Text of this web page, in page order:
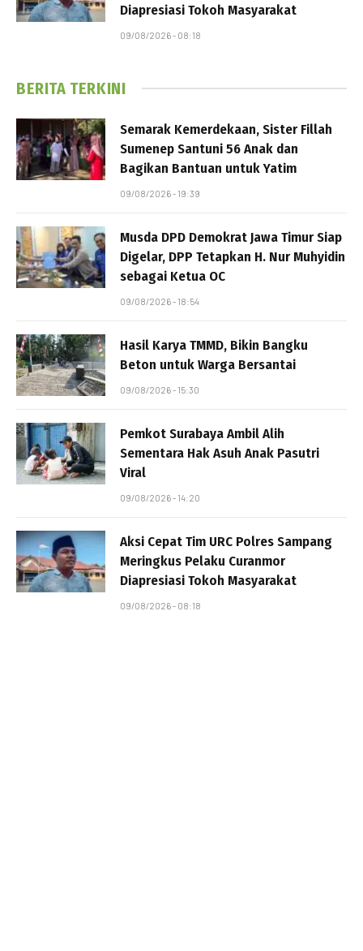
Diapresiasi Tokoh Masyarakat
09/08/2026 - 08:18
BERITA TERKINI
Semarak Kemerdekaan, Sister Fillah
Sumenep Santuni 56 Anak dan
Bagikan Bantuan untuk Yatim
09/08/2026 - 19:39
Musda DPD Demokrat Jawa Timur Siap
Digelar, DPP Tetapkan H. Nur Muhyidin
sebagai Ketua OC
09/08/2026 - 18:54
Hasil Karya TMMD, Bikin Bangku
Beton untuk Warga Bersantai
09/08/2026 - 15:30
Pemkot Surabaya Ambil Alih
Sementara Hak Asuh Anak Pasutri
Viral
09/08/2026 - 14:20
Aksi Cepat Tim URC Polres Sampang
Meringkus Pelaku Curanmor
Diapresiasi Tokoh Masyarakat
09/08/2026 - 08:18